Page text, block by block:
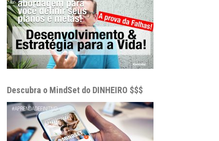
Descubra o MindSet do DINHEIRO $$$